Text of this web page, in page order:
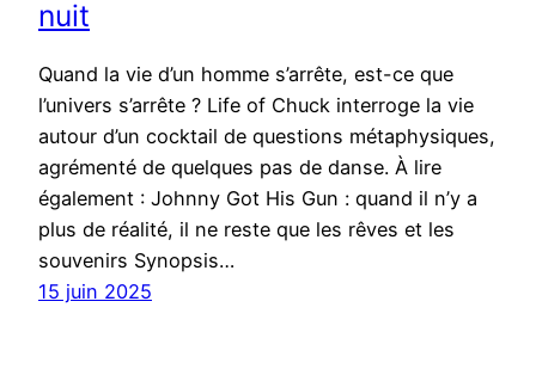
nuit
Quand la vie d’un homme s’arrête, est-ce que
l’univers s’arrête ? Life of Chuck interroge la vie
autour d’un cocktail de questions métaphysiques,
agrémenté de quelques pas de danse. À lire
également : Johnny Got His Gun : quand il n’y a
plus de réalité, il ne reste que les rêves et les
souvenirs Synopsis…
15 juin 2025